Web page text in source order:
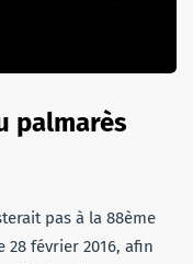
palmarès
pas à la 88ème
28 février 2016, afin